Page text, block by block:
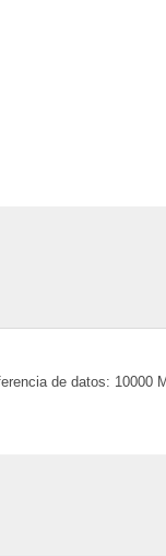
de datos: 10000